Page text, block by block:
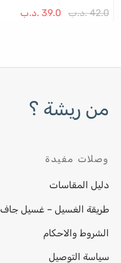
42.0 .د.ب 39.0 .د.ب
من ريشة ؟
وصلات مفيدة
دليل المقاسات
طريقة الغسيل – غسيل جاف
الشروط والاحكام
سياسة التوصيل